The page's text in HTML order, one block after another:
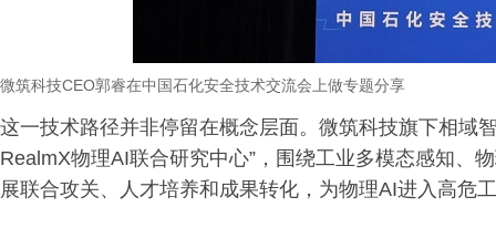
微筑科技CEO郭睿在中国石化安全技术交流会上做专题分享
这一技术路径并非停留在概念层面。微筑科技旗下相域
RealmX物理AI联合研究中心”，围绕工业多模态感知、
展联合攻关、人才培养和成果转化，为物理AI进入高危